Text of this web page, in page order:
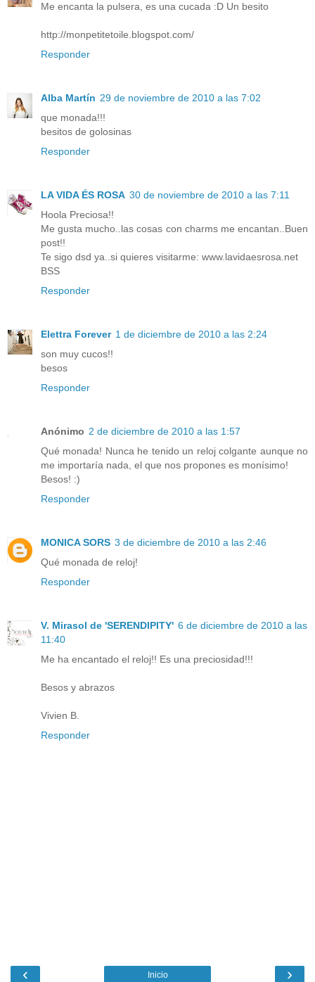
Me encanta la pulsera, es una cucada :D Un besito
http://monpetitetoile.blogspot.com/
Responder
Alba Martín 29 de noviembre de 2010 a las 7:02
que monada!!!
besitos de golosinas
Responder
LA VIDA ÉS ROSA 30 de noviembre de 2010 a las 7:11
Hoola Preciosa!!
Me gusta mucho..las cosas con charms me encantan..Buen
post!!
Te sigo dsd ya..si quieres visitarme: www.lavidaesrosa.net
BSS
Responder
Elettra Forever 1 de diciembre de 2010 a las 2:24
son muy cucos!!
besos
Responder
Anónimo 2 de diciembre de 2010 a las 1:57
Qué monada! Nunca he tenido un reloj colgante aunque no
me importaría nada, el que nos propones es monísimo!
Besos! :)
Responder
MONICA SORS 3 de diciembre de 2010 a las 2:46
Qué monada de reloj!
Responder
V. Mirasol de 'SERENDIPITY' 6 de diciembre de 2010 a las
11:40
Me ha encantado el reloj!! Es una preciosidad!!!
Besos y abrazos
Vivien B.
Responder
‹ ›
Inicio